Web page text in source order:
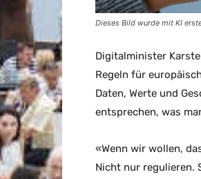
Dieses Bild wurde mit KI
Digitalminister
Regeln für
Daten, Werte und
entsprechen, was
«Wenn wir wollen,
Nicht nur regulieren.